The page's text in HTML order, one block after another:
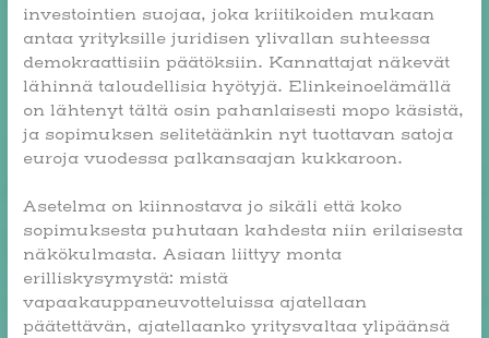
investointien suojaa, joka kriitikoiden mukaan
antaa yrityksille juridisen ylivallan suhteessa
demokraattisiin päätöksiin. Kannattajat näkevät
lähinnä taloudellisia hyötyjä. Elinkeinoelämällä
on lähtenyt tältä osin pahanlaisesti mopo käsistä,
ja sopimuksen selitetäänkin nyt tuottavan satoja
euroja vuodessa palkansaajan kukkaroon.
Asetelma on kiinnostava jo sikäli että koko
sopimuksesta puhutaan kahdesta niin erilaisesta
näkökulmasta. Asiaan liittyy monta
erilliskysymystä: mistä
vapaakauppaneuvotteluissa ajatellaan
päätettävän, ajatellaanko yritysvaltaa ylipäänsä